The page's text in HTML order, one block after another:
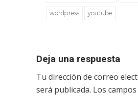
wordpress youtube
Deja una respuesta
Tu dirección de correo
será publicada. Los campos